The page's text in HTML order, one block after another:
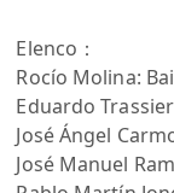
Elenco：
Rocío Molina:
Eduardo
José Ángel
José Manuel